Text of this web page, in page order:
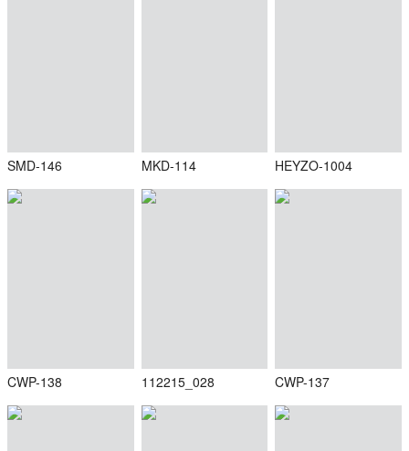
SMD-146 MKD-114 HEYZO-1004
CWP-138 112215_028 CWP-137